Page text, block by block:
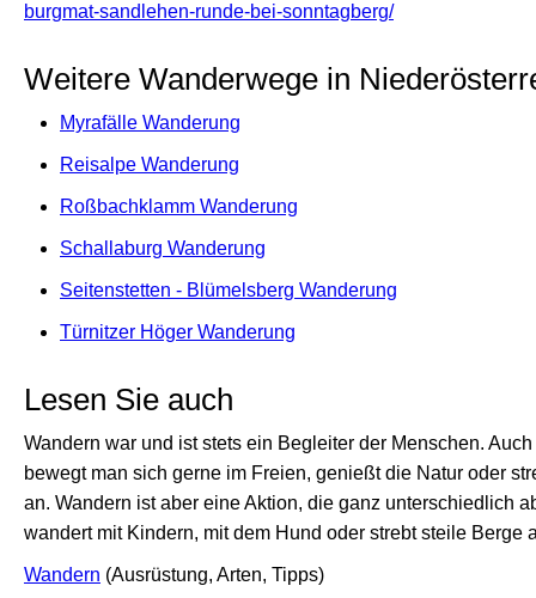
burgmat-sandlehen-runde-bei-sonntagberg/
Weitere Wanderwege in
Myrafälle Wanderung
Reisalpe Wanderung
Roßbachklamm Wanderung
Schallaburg Wanderung
Seitenstetten - Blümelsberg Wanderung
Türnitzer Höger Wanderung
Lesen Sie auch
Wandern war und ist stets ein Begleiter der Menschen.
bewegt man sich gerne im Freien, genießt die Natur oder
an. Wandern ist aber eine Aktion, die ganz unterschiedlich
wandert mit Kindern, mit dem Hund oder strebt steile Berge
Wandern (Ausrüstung, Arten, Tipps)